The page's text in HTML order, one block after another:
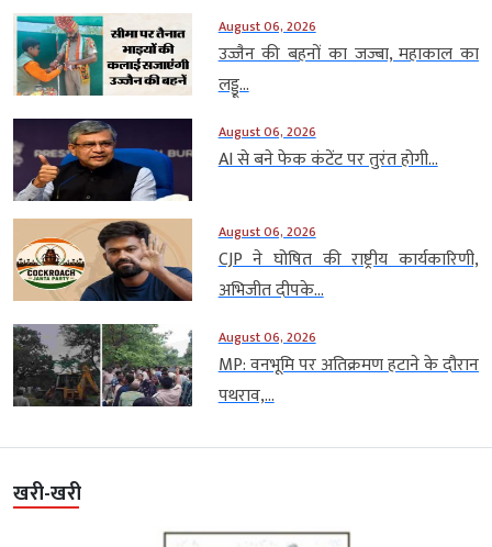
August 06, 2026
उज्जैन की बहनों का जज्बा, महाकाल का
लड्डू...
August 06, 2026
AI से बने फेक कंटेंट पर तुरंत होगी...
August 06, 2026
CJP ने घोषित की राष्ट्रीय कार्यकारिणी,
अभिजीत दीपके...
August 06, 2026
MP: वनभूमि पर अतिक्रमण हटाने के दौरान
पथराव,...
खरी-खरी